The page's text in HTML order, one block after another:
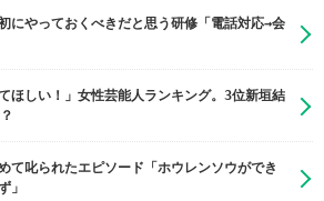
にやっておくべきだと思う研修「電話対応→会
ほしい！」女性芸能人ランキング。3位新垣結
て叱られたエピソード「ホウレンソウができ
」